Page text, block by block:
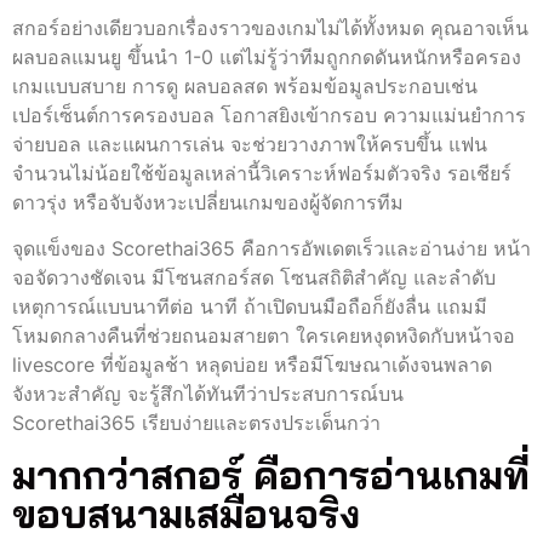
สกอร์อย่างเดียวบอกเรื่องราวของเกมไม่ได้ทั้งหมด คุณอาจเห็น
ผลบอลแมนยู ขึ้นนำ 1-0 แต่ไม่รู้ว่าทีมถูกกดดันหนักหรือครอง
เกมแบบสบาย การดู ผลบอลสด พร้อมข้อมูลประกอบเช่น
เปอร์เซ็นต์การครองบอล โอกาสยิงเข้ากรอบ ความแม่นยำการ
จ่ายบอล และแผนการเล่น จะช่วยวางภาพให้ครบขึ้น แฟน
จำนวนไม่น้อยใช้ข้อมูลเหล่านี้วิเคราะห์ฟอร์มตัวจริง รอเชียร์
ดาวรุ่ง หรือจับจังหวะเปลี่ยนเกมของผู้จัดการทีม
จุดแข็งของ Scorethai365 คือการอัพเดตเร็วและอ่านง่าย หน้า
จอจัดวางชัดเจน มีโซนสกอร์สด โซนสถิติสำคัญ และลำดับ
เหตุการณ์แบบนาทีต่อ นาที ถ้าเปิดบนมือถือก็ยังลื่น แถมมี
โหมดกลางคืนที่ช่วยถนอมสายตา ใครเคยหงุดหงิดกับหน้าจอ
livescore ที่ข้อมูลช้า หลุดบ่อย หรือมีโฆษณาเด้งจนพลาด
จังหวะสำคัญ จะรู้สึกได้ทันทีว่าประสบการณ์บน
Scorethai365 เรียบง่ายและตรงประเด็นกว่า
มากกว่าสกอร์ คือการอ่านเกมที่
ขอบสนามเสมือนจริง